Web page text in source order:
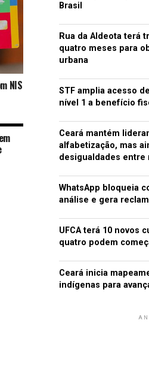
NIS
Brasil
Rua da Aldeota terá
quatro meses para
urbana
STF amplia acesso
nível 1 a benefício
Ceará mantém
alfabetização, mas
desigualdades entre
WhatsApp bloqueia
análise e gera
UFCA terá 10 novos
quatro podem
Ceará inicia
indígenas para